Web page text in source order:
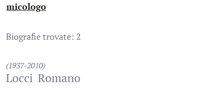
micologo
Biografie trovate: 2
(1937-2010)
Locci Romano